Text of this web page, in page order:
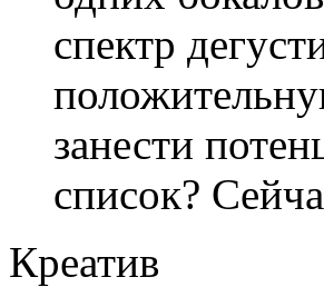
спектр
занести
список?
Креатив